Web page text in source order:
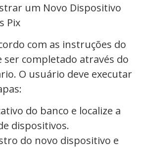
um Novo Dispositivo
Pix
com as instruções do
ser completado através do
O usuário deve executar
do banco e localize a
dispositivos.
do novo dispositivo e